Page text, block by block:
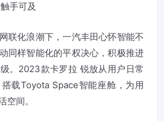
手可及
联化浪潮下，一汽丰田心怀智能不
同样智能化的平权决心，积极推进
。2023款卡罗拉 锐放从用户日常
载Toyota Space智能座舱，为用
空间。